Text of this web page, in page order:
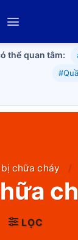
thể quan tâm:
chữa cháy /
LỌC